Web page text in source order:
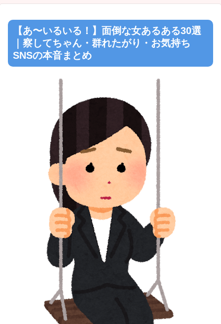
【あ〜いるいる！】面倒な女あるある30選
｜察してちゃん・群れたがり・お気持ち
SNSの本音まとめ